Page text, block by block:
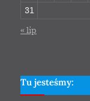
31
« lip
Tu jesteśmy: